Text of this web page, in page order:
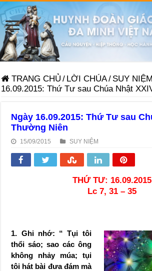
TRANG CHỦ / LỜI CHÚA/ SUY NIỆM
16.09.2015: Thứ Tư sau Chúa Nhật
Ngày 16.09.2015: Thứ Tư sau
Thường Niên
15/09/2015 SUY NIỆM
THỨ TƯ: 16.09.2015
Lc 7, 31 – 35
1. Ghi nhớ: “ Tụi tôi
thổi sáo; sao các ông
không nhảy múa; tụi
tôi hát bài đưa đám mà